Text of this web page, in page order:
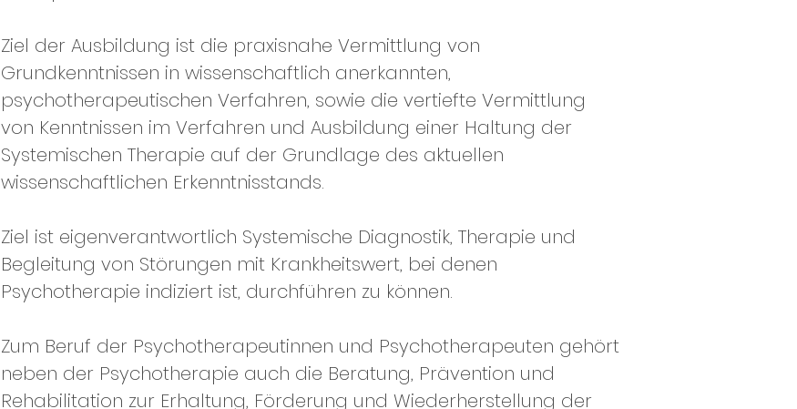
Ziel der Ausbildung ist die praxisnahe Vermittlung von
Grundkenntnissen in wissenschaftlich anerkannten,
psychotherapeutischen Verfahren, sowie die vertiefte Vermittlung
von Kenntnissen im Verfahren und Ausbildung einer Haltung der
Systemischen Therapie auf der Grundlage des aktuellen
wissenschaftlichen Erkenntnisstands.
Ziel ist eigenverantwortlich Systemische Diagnostik, Therapie und
Begleitung von Störungen mit Krankheitswert, bei denen
Psychotherapie indiziert ist, durchführen zu können.
Zum Beruf der Psychotherapeutinnen und Psychotherapeuten gehört
neben der Psychotherapie auch die Beratung, Prävention und
Rehabilitation zur Erhaltung, Förderung und Wiederherstellung der